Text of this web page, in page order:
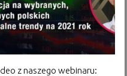
z naszego webinaru: